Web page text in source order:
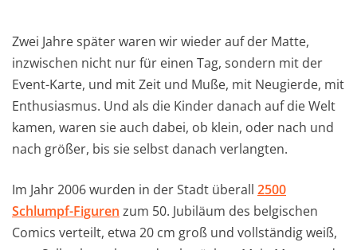
Zwei Jahre später waren wir wieder auf der Matte,
inzwischen nicht nur für einen Tag, sondern mit der
Event-Karte, und mit Zeit und Muße, mit Neugierde, mit
Enthusiasmus. Und als die Kinder danach auf die Welt
kamen, waren sie auch dabei, ob klein, oder nach und
nach größer, bis sie selbst danach verlangten.
Im Jahr 2006 wurden in der Stadt überall 2500
Schlumpf-Figuren zum 50. Jubiläum des belgischen
Comics verteilt, etwa 20 cm groß und vollständig weiß,